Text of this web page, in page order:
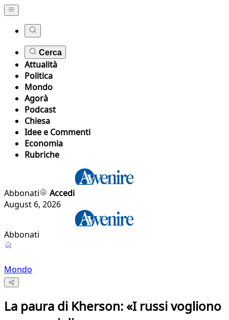
Cerca
Attualità
Politica
Mondo
Agorà
Podcast
Chiesa
Idee e Commenti
Economia
Rubriche
Abbonati
Accedi
August 6, 2026
Abbonati
Mondo
La paura di Kherson: «I russi vogliono